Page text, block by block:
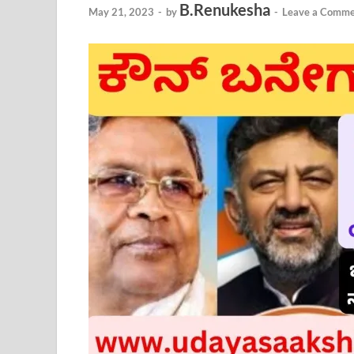
May 21, 2023 - by B.Renukesha - Leave a